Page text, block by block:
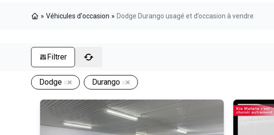
» Véhicules d'occasion » Dodge Durango usagé et d’occasion à vendre
Filtrer
Dodge Durango